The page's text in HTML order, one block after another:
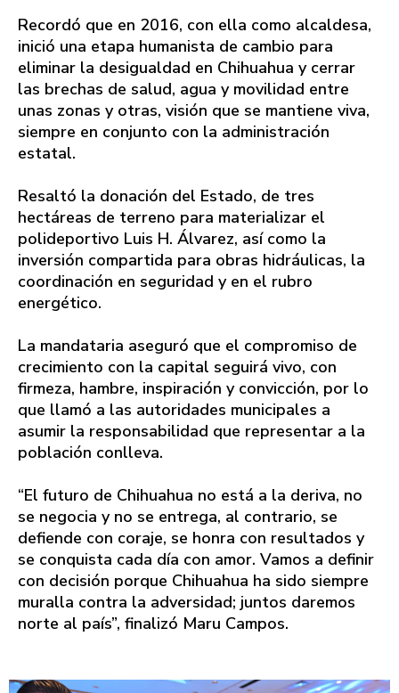
Recordó que en 2016, con ella como alcaldesa,
inició una etapa humanista de cambio para
eliminar la desigualdad en Chihuahua y cerrar
las brechas de salud, agua y movilidad entre
unas zonas y otras, visión que se mantiene viva,
siempre en conjunto con la administración
estatal.
Resaltó la donación del Estado, de tres
hectáreas de terreno para materializar el
polideportivo Luis H. Álvarez, así como la
inversión compartida para obras hidráulicas, la
coordinación en seguridad y en el rubro
energético.
La mandataria aseguró que el compromiso de
crecimiento con la capital seguirá vivo, con
firmeza, hambre, inspiración y convicción, por lo
que llamó a las autoridades municipales a
asumir la responsabilidad que representar a la
población conlleva.
“El futuro de Chihuahua no está a la deriva, no
se negocia y no se entrega, al contrario, se
defiende con coraje, se honra con resultados y
se conquista cada día con amor. Vamos a definir
con decisión porque Chihuahua ha sido siempre
muralla contra la adversidad; juntos daremos
norte al país”, finalizó Maru Campos.